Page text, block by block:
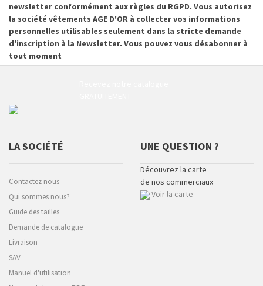
newsletter conformément aux règles du RGPD. Vous autorisez
la société vêtements AGE D'OR à collecter vos informations
personnelles utilisables seulement dans la stricte demande
d'inscription à la Newsletter. Vous pouvez vous désabonner à
tout moment
LA SOCIÉTÉ
Contactez nous
Qui sommes nous?
Guide des tailles
Demande de catalogue
Livraison
SAV
Manuel d'utilisation
UNE QUESTION ?
Découvrez la carte
de nos commerciaux
Voir la carte